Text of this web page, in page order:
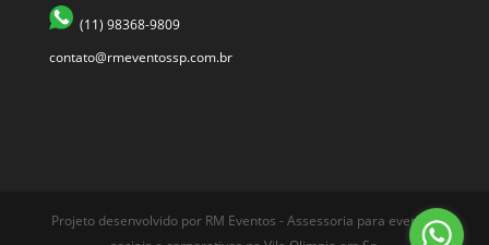
(11) 98368-9809
contato@rmeventossp.com.br
Projeto desenvolvido por RM Eventos - Assessoria para eventos